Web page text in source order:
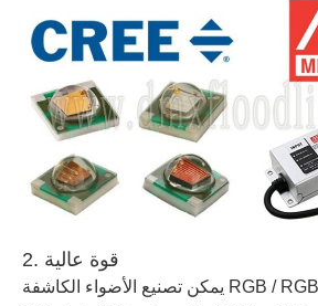
2. قوة عالية
يمكن تصنيع الأضواء الكاشفة RGB / RGBW DMX LED